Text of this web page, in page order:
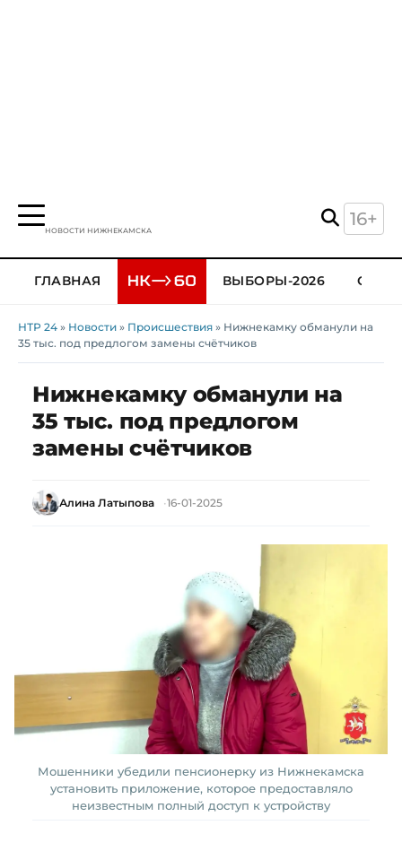
НОВОСТИ НИЖНЕКАМСКА
16+
ГЛАВНАЯ ВЫБОРЫ-2026
НТР 24 » Новости » Происшествия » Нижнекамку обманули на
35 тыс. под предлогом замены счётчиков
Нижнекамку обманули на
35 тыс. под предлогом
замены счётчиков
Алина Латыпова 16-01-2025
Мошенники убедили пенсионерку из Нижнекамска
установить приложение, которое предоставляло
неизвестным полный доступ к устройству